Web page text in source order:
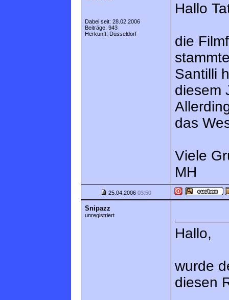
Dabei seit: 28.02.2006
Beiträge: 943
Herkunft: Düsseldorf
Hallo
die
Santilli
diesem
das
Viele
MH
25.04.200603:50
Snipazz
unregistriert
Hallo,
wurde
diesen